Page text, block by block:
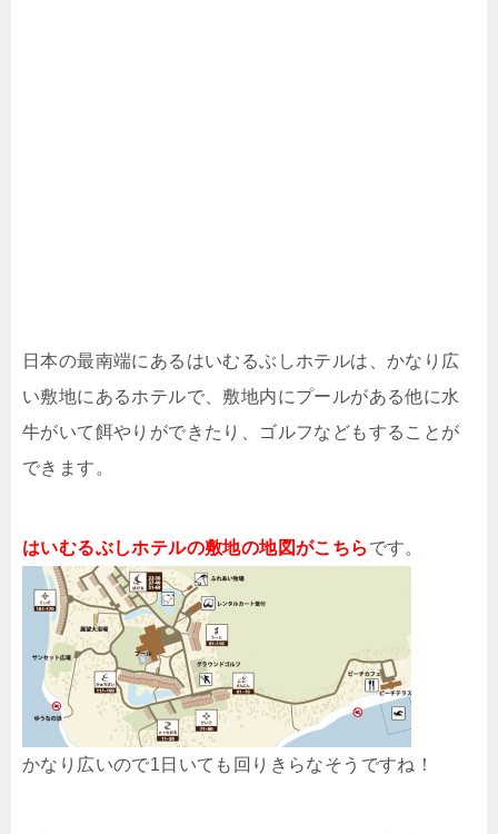
日本の最南端にあるはいむるぶしホテルは、かなり広
い敷地にあるホテルで、敷地内にプールがある他に水
牛がいて餌やりができたり、ゴルフなどもすることが
できます。
はいむるぶしホテルの敷地の地図がこちら です。
かなり広いので1日いても回りきらなそうですね！